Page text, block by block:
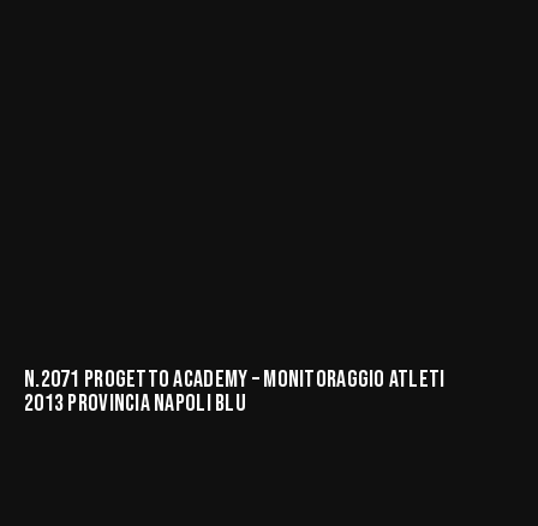
N.2071 PROGETTO ACADEMY – MONITORAGGIO ATLETI
2013 PROVINCIA NAPOLI BLU